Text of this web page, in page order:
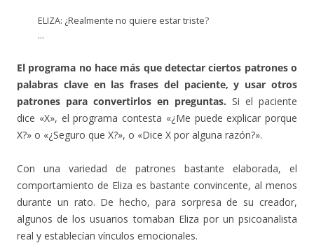
ELIZA: ¿Realmente no quiere estar triste?
…
El programa no hace más que detectar ciertos patrones o
palabras clave en las frases del paciente, y usar otros
patrones para convertirlos en preguntas. Si el paciente
dice «X», el programa contesta «¿Me puede explicar porque
X?» o «¿Seguro que X?», o «Dice X por alguna razón?».
Con una variedad de patrones bastante elaborada, el
comportamiento de Eliza es bastante convincente, al menos
durante un rato. De hecho, para sorpresa de su creador,
algunos de los usuarios tomaban Eliza por un psicoanalista
real y establecían vínculos emocionales.